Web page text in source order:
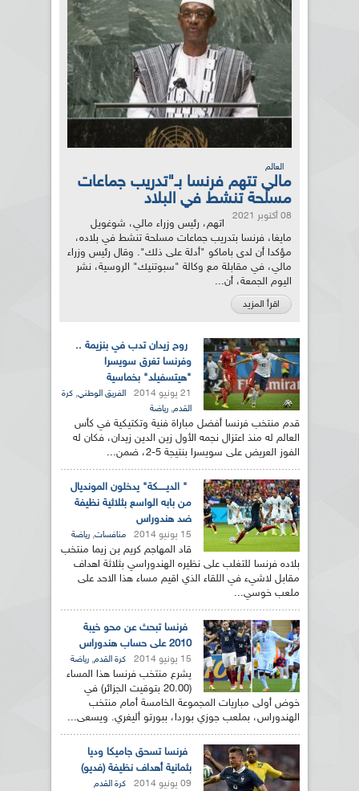
العالم
مالي تتهم فرنسا بـ"تدريب جماعات
مسلحة تنشط في البلاد
08 أكتوبر 2021
اتهم، رئيس وزراء مالي، شوغويل
مايغا، فرنسا بتدريب جماعات مسلحة تنشط في بلاده،
مؤكدا أن لدى باماكو "أدلة على ذلك". وقال رئيس وزراء
مالي، في مقابلة مع وكالة "سبوتنيك" الروسية، نشر
اليوم الجمعة، أن...
اقرأ المزيد
روح زيدان تدب في بنزيمة ..
وفرنسا تغرق سويسرا
"هيتسفيلد" بخماسية
21 يونيو 2014 الفريق الوطني, كرة
القدم, رياضة
قدم منتخب فرنسا أفضل مباراة فنية وتكتيكية في كأس
العالم له منذ اعتزال نجمه الأول زين الدين زيدان، فكان له
الفوز العريض على سويسرا بنتيجة 5-2، ضمن...
" الديـــــكة" يدخلون المونديال
من بابه الواسع بثلاثية نظيفة
ضد هندوراس
15 يونيو 2014 منافسات, رياضة
قاد المهاجم كريم بن زيما منتخب
بلاده فرنسا للتغلب على نظيره الهندوراسي بثلاثة اهداف
مقابل لاشيء في اللقاء الذي اقيم مساء هذا الاحد على
ملعب خوسي...
فرنسا تبحث عن محو خيبة
2010 على حساب هندوراس
15 يونيو 2014 كرة القدم, رياضة
يشرع منتخب فرنسا هذا المساء
(20.00 بتوقيت الجزائر) في
خوض أولى مباريات المجموعة الخامسة أمام منتخب
الهندوراس، بملعب جوزي بوردا، ببورتو أليغري. ويسعى...
فرنسا تسحق جاميكا وديا
بثمانية أهداف نظيفة (فديو)
09 يونيو 2014 كرة القدم